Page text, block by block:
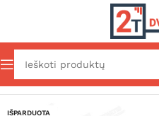
Pradžia Aksesuarai/Apranga
IŠPARDUOTA